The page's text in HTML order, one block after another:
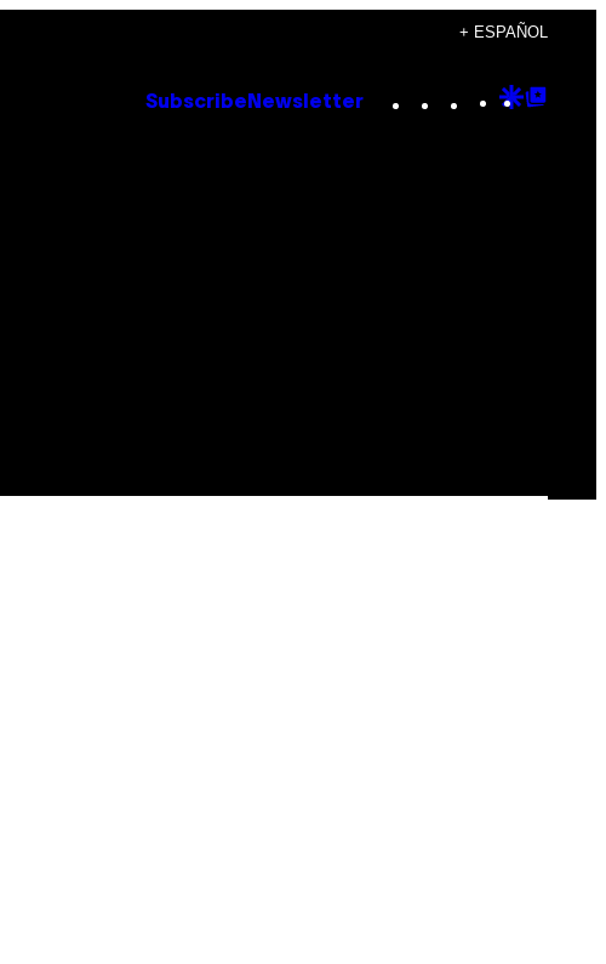
+ ESPAÑOL
Subscribe Newsletter Instagram
TikTok
YouTube
Google